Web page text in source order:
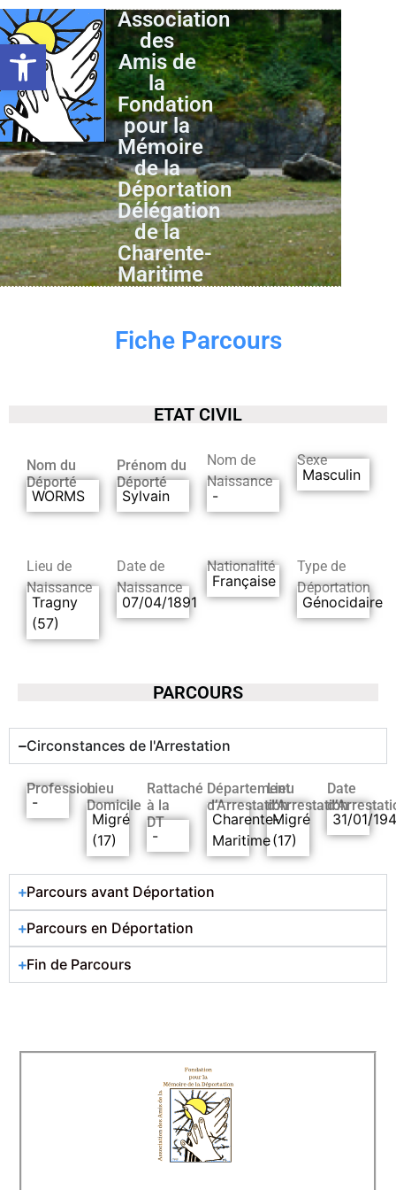
Ouvrir la barre d’outils
Association
des
Amis de
la
Fondation
pour la
Mémoire
de la
Déportation
Délégation
de la
Charente-
Maritime
Fiche Parcours
ETAT CIVIL
Nom du
Déporté
WORMS
Prénom du
Déporté
Sylvain
Nom de
Naissance
-
Sexe
Masculin
Lieu de
Naissance
Tragny
(57)
Date de
Naissance
07/04/1891
Nationalité
Française
Type de
Déportation
Génocidaire
PARCOURS
Circonstances de l'Arrestation
Profession
-
Lieu
Domicile
Migré
(17)
Rattaché
à la
DT
-
Département
d’Arrestation
Charente-
Maritime
Lieu
d’Arrestation
Migré
(17)
Date
31/01/
Parcours avant Déportation
Parcours en Déportation
Fin de Parcours